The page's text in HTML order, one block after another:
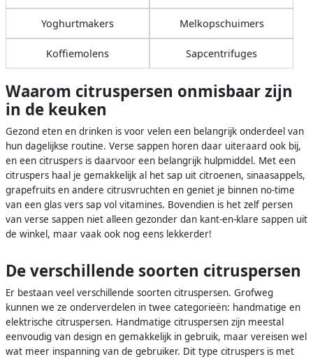
Yoghurtmakers Melkopschuimers
Koffiemolens Sapcentrifuges
Waarom citruspersen onmisbaar zijn
in de keuken
Gezond eten en drinken is voor velen een belangrijk onderdeel van
hun dagelijkse routine. Verse sappen horen daar uiteraard ook bij,
en een citruspers is daarvoor een belangrijk hulpmiddel. Met een
citruspers haal je gemakkelijk al het sap uit citroenen, sinaasappels,
grapefruits en andere citrusvruchten en geniet je binnen no-time
van een glas vers sap vol vitamines. Bovendien is het zelf persen
van verse sappen niet alleen gezonder dan kant-en-klare sappen uit
de winkel, maar vaak ook nog eens lekkerder!
De verschillende soorten citruspersen
Er bestaan veel verschillende soorten citruspersen. Grofweg
kunnen we ze onderverdelen in twee categorieën: handmatige en
elektrische citruspersen. Handmatige citruspersen zijn meestal
eenvoudig van design en gemakkelijk in gebruik, maar vereisen wel
wat meer inspanning van de gebruiker. Dit type citruspers is met